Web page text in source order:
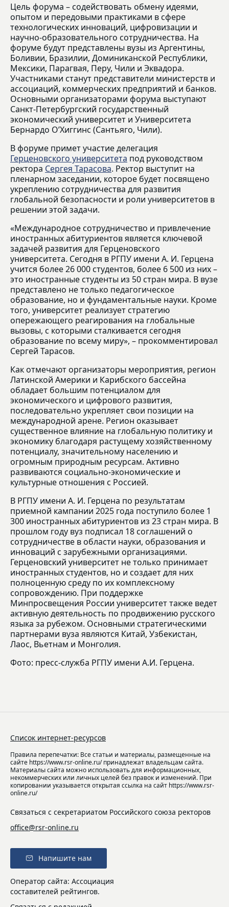
Цель форума – содействовать обмену идеями,
опытом и передовыми практиками в сфере
технологических инноваций, цифровизации и
научно-образовательного сотрудничества. На
форуме будут представлены вузы из Аргентины,
Боливии, Бразилии, Доминиканской Республики,
Мексики, Парагвая, Перу, Чили и Эквадора.
Участниками станут представители министерств и
ассоциаций, коммерческих предприятий и банков.
Основными организаторами форума выступают
Санкт-Петербургский государственный
экономический университет и Университета
Бернардо О’Хиггинс (Сантьяго, Чили).
В форуме примет участие делегация
Герценовского университета под руководством
ректора Сергея Тарасова. Ректор выступит на
пленарном заседании, которое будет посвящено
укреплению сотрудничества для развития
глобальной безопасности и роли университетов в
решении этой задачи.
«Международное сотрудничество и привлечение
иностранных абитуриентов является ключевой
задачей развития для Герценовского
университета. Сегодня в РГПУ имени А. И. Герцена
учится более 26 000 студентов, более 6 500 из них –
это иностранные студенты из 50 стран мира. В вузе
представлено не только педагогическое
образование, но и фундаментальные науки. Кроме
того, университет реализует стратегию
опережающего реагирования на глобальные
вызовы, с которыми сталкивается сегодня
образование по всему миру», – прокомментировал
Сергей Тарасов.
Как отмечают организаторы мероприятия, регион
Латинской Америки и Карибского бассейна
обладает большим потенциалом для
экономического и цифрового развития,
последовательно укрепляет свои позиции на
международной арене. Регион оказывает
существенное влияние на глобальную политику и
экономику благодаря растущему хозяйственному
потенциалу, значительному населению и
огромным природным ресурсам. Активно
развиваются социально-экономические и
культурные отношения с Россией.
В РГПУ имени А. И. Герцена по результатам
приемной кампании 2025 года поступило более 1
300 иностранных абитуриентов из 23 стран мира. В
прошлом году вуз подписал 18 соглашений о
сотрудничестве в области науки, образования и
инноваций с зарубежными организациями.
Герценовский университет не только принимает
иностранных студентов, но и создает для них
полноценную среду по их комплексному
сопровождению. При поддержке
Минпросвещения России университет также ведет
активную деятельность по продвижению русского
языка за рубежом. Основными стратегическими
партнерами вуза являются Китай, Узбекистан,
Лаос, Вьетнам и Монголия.
Фото: пресс-служба РГПУ имени А.И. Герцена.
Список интернет-ресурсов
Правила перепечатки: Все статьи и материалы, размещенные на
сайте https://www.rsr-online.ru/ принадлежат владельцам сайта.
Материалы сайта можно использовать для информационных,
некоммерческих или личных целей без правок и изменений. При
копировании указывается открытая ссылка на сайт https://www.rsr-
online.ru/
Связаться с секретариатом Российского союза ректоров
office@rsr-online.ru
Напишите нам
Оператор сайта: Ассоциация
составителей рейтингов.